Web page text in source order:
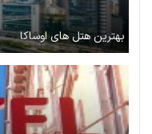
بهترین هتل های اوساکا